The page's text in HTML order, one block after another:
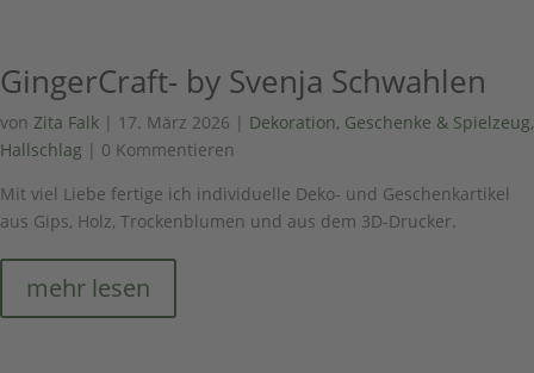
GingerCraft- by Svenja Schwahlen
von Zita Falk | 17. März 2026 | Dekoration, Geschenke & Spielzeug,
Hallschlag | 0 Kommentieren
Mit viel Liebe fertige ich individuelle Deko- und Geschenkartikel
aus Gips, Holz, Trockenblumen und aus dem 3D-Drucker.
mehr lesen